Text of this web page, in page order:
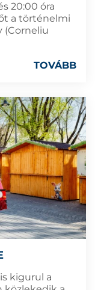
20:00 óra
a történelmi
(Corneliu
TOVÁBB
kigurul a